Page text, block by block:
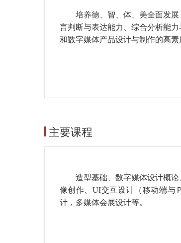
培养德、智、体、美全面发
言判断与表达能力、综合分析能
和数字媒体产品设计与制作的高素
主要课程
造型基础、数字媒体设计概
像创作、UI交互设计（移动端与
计，多媒体会展设计等。